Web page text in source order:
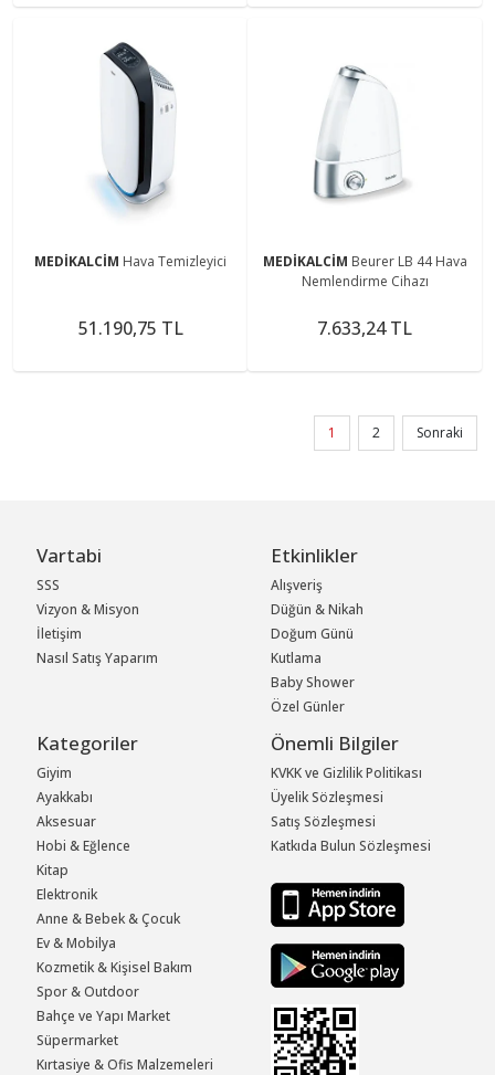
MEDİKALCİM Hava Temizleyici
51.190,75 TL
MEDİKALCİM Beurer LB 44 Hava
Nemlendirme Cihazı
7.633,24 TL
1 2 Sonraki
Vartabi
SSS
Vizyon & Misyon
İletişim
Nasıl Satış Yaparım
Etkinlikler
Alışveriş
Düğün & Nikah
Doğum Günü
Kutlama
Baby Shower
Özel Günler
Kategoriler
Giyim
Ayakkabı
Aksesuar
Hobi & Eğlence
Kitap
Elektronik
Anne & Bebek & Çocuk
Ev & Mobilya
Kozmetik & Kişisel Bakım
Spor & Outdoor
Bahçe ve Yapı Market
Süpermarket
Kırtasiye & Ofis Malzemeleri
Önemli Bilgiler
KVKK ve Gizlilik Politikası
Üyelik Sözleşmesi
Satış Sözleşmesi
Katkıda Bulun Sözleşmesi